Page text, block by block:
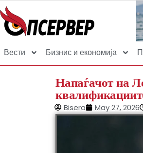
Вести Бизнис и економија
Напаѓачот на
Bisera May 27, 2026